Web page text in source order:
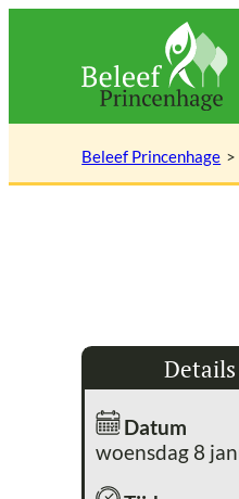
inhoud
Beleef Princenhage
Datum
woensdag 8